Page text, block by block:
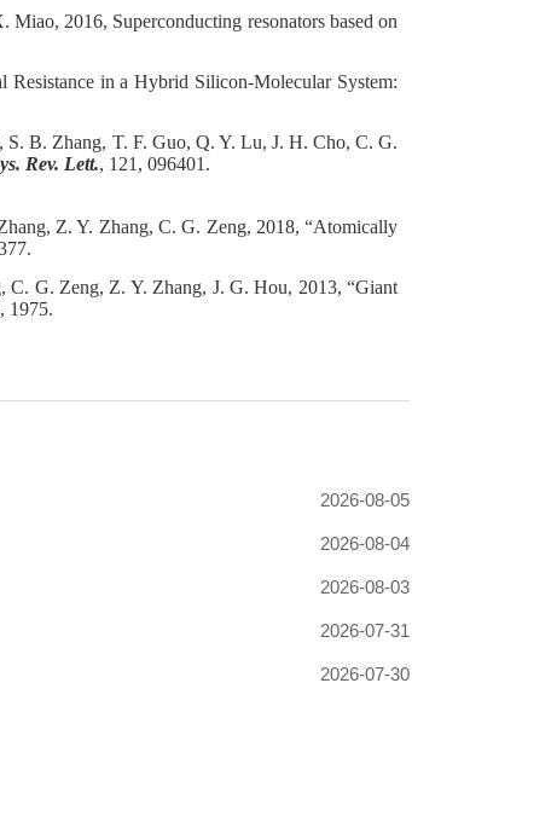
2016, Superconducting resonators based on
in a Hybrid Silicon-Molecular System:
S. B. Zhang, T. F. Guo, Q. Y. Lu, J. H. Cho, C. G.
Rev. Lett., 121, 096401.
Z. Y. Zhang, C. G. Zeng, 2018, “Atomically
G. Zeng, Z. Y. Zhang, J. G. Hou, 2013, “Giant
1975.